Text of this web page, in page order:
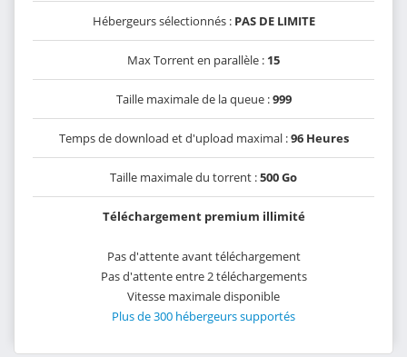
Hébergeurs sélectionnés : PAS DE LIMITE
Max Torrent en parallèle : 15
Taille maximale de la queue :999
Temps de download et d'upload maximal :96 Heures
Taille maximale du torrent :500 Go
Téléchargement premium illimité
Pas d'attente avant téléchargement
Pas d'attente entre 2 téléchargements
Vitesse maximale disponible
Plus de 300 hébergeurs supportés